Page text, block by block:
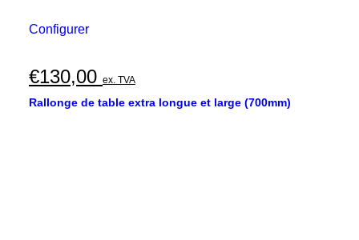
Configurer
€130,00 ex. TVA
Rallonge de table extra longue et large (700mm)